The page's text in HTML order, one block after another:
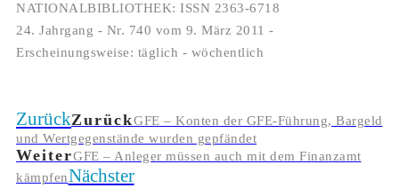
NATIONALBIBLIOTHEK: ISSN 2363-6718
24. Jahrgang - Nr. 740 vom 9. März 2011 -
Erscheinungsweise: täglich - wöchentlich
ZurückZurückGFE – Konten der GFE-Führung, Bargeld
und Wertgegenstände wurden gepfändet
WeiterGFE – Anleger müssen auch mit dem Finanzamt
kämpfenNächster